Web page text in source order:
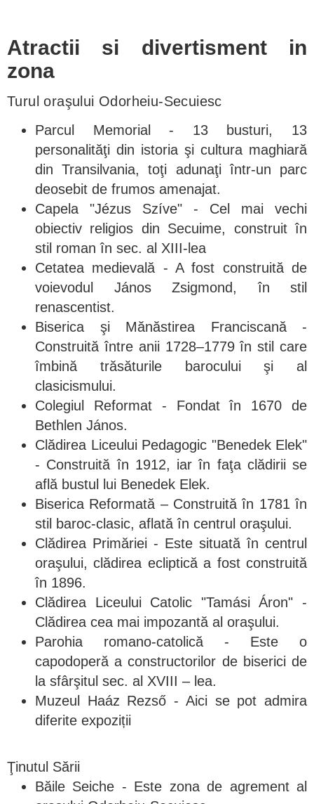
Atractii si divertisment in
zona
Turul oraşului Odorheiu-Secuiesc
Parcul Memorial - 13 busturi, 13
personalităţi din istoria şi cultura maghiară
din Transilvania, toţi adunaţi într-un parc
deosebit de frumos amenajat.
Capela "Jézus Szíve" - Cel mai vechi
obiectiv religios din Secuime, construit în
stil roman în sec. al XIII-lea
Cetatea medievală - A fost construită de
voievodul János Zsigmond, în stil
renascentist.
Biserica şi Mănăstirea Franciscană -
Construită între anii 1728–1779 în stil care
îmbină trăsăturile barocului şi al
clasicismului.
Colegiul Reformat - Fondat în 1670 de
Bethlen János.
Clădirea Liceului Pedagogic "Benedek Elek"
- Construită în 1912, iar în faţa clădirii se
află bustul lui Benedek Elek.
Biserica Reformată – Construită în 1781 în
stil baroc-clasic, aflată în centrul oraşului.
Clădirea Primăriei - Este situată în centrul
oraşului, clădirea ecliptică a fost construită
în 1896.
Clădirea Liceului Catolic "Tamási Áron" -
Clădirea cea mai impozantă al oraşului.
Parohia romano-catolică - Este o
capodoperă a constructorilor de biserici de
la sfârşitul sec. al XVIII – lea.
Muzeul Haáz Rezső - Aici se pot admira
diferite expoziții
Ţinutul Sării
Băile Seiche - Este zona de agrement al